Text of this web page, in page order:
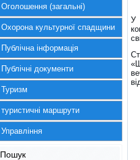
Оголошення (загальні)
Охорона культурної спадщини
Публічна інформація
Публічні документи
Туризм
туристичні маршрути
Управління
Пошук
У